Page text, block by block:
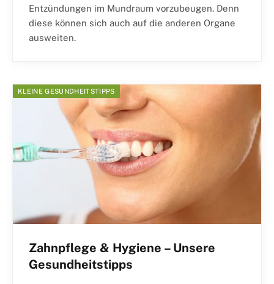
Entzündungen im Mundraum vorzubeugen. Denn
diese können sich auch auf die anderen Organe
ausweiten.
KLEINE GESUNDHEITSTIPPS
Zahnpflege & Hygiene – Unsere
Gesundheitstipps